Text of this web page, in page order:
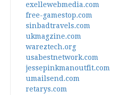
exellewebmedia.com
free-gamestop.com
sinbadtravels.com
ukmagzine.com
wareztech.org
usabestnetwork.com
jessepinkmanoutfit.com
umailsend.com
retarys.com